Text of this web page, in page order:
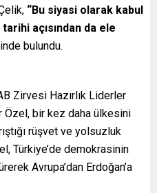
“Bu siyasi olarak kabul
açısından da ele
bulundu.
Zirvesi Hazırlık Liderler
Özel, bir kez daha ülkesini
rüşvet ve yolsuzluk
Türkiye’de demokrasinin
Avrupa’dan Erdoğan’a